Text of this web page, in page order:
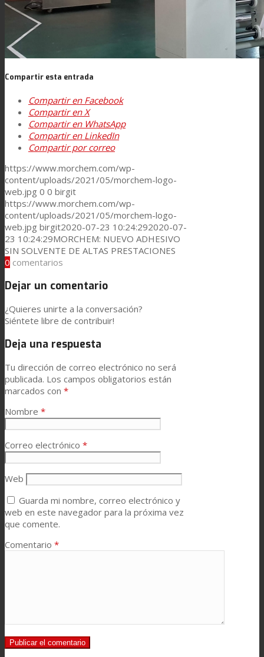
Noticias
Contacto
Buscar
Menú Menú
Compartir esta entrada
Compartir en Facebook
Compartir en X
Compartir en WhatsApp
Compartir en LinkedIn
Compartir por correo
https://www.morchem.com/wp-
content/uploads/2021/05/morchem-logo-
web.jpg 0 0 birgit
https://www.morchem.com/wp-
content/uploads/2021/05/morchem-logo-
web.jpg birgit2020-07-23 10:24:292020-07-
23 10:24:29MORCHEM: NUEVO ADHESIVO
SIN SOLVENTE DE ALTAS PRESTACIONES
0 comentarios
Dejar un comentario
¿Quieres unirte a la conversación?
Siéntete libre de contribuir!
Deja una respuesta
Tu dirección de correo electrónico no será
publicada. Los campos obligatorios están
marcados con *
Nombre *
Correo electrónico *
Web
Guarda mi nombre, correo electrónico y
web en este navegador para la próxima vez
que comente.
Comentario *